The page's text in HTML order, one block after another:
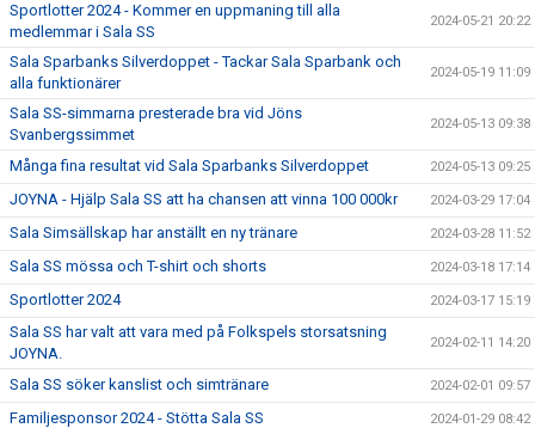
Sportlotter 2024 - Kommer en uppmaning till alla
medlemmar i Sala SS
2024-05-21 20:22
Sala Sparbanks Silverdoppet - Tackar Sala Sparbank och
alla funktionärer
2024-05-19 11:09
Sala SS-simmarna presterade bra vid Jöns
Svanbergssimmet
2024-05-13 09:38
Många fina resultat vid Sala Sparbanks Silverdoppet 2024-05-13 09:25
JOYNA - Hjälp Sala SS att ha chansen att vinna 100 000kr 2024-03-29 17:04
Sala Simsällskap har anställt en ny tränare 2024-03-28 11:52
Sala SS mössa och T-shirt och shorts 2024-03-18 17:14
Sportlotter 2024 2024-03-17 15:19
Sala SS har valt att vara med på Folkspels storsatsning
JOYNA.
2024-02-11 14:20
Sala SS söker kanslist och simtränare 2024-02-01 09:57
Familjesponsor 2024 - Stötta Sala SS 2024-01-29 08:42